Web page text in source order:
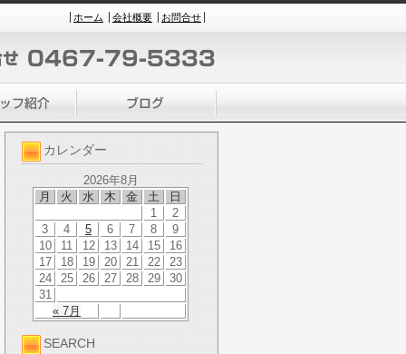
ホーム 会社概要 お問合せ
カレンダー
2026年8月
月
火 水 木 金 土 日
« 7月
1
2
3
4 5 6 7 8
9
10
11 12 13 14 15
16
17
18 19 20 21 22
23
24
25 26 27 28 29
30
31
SEARCH